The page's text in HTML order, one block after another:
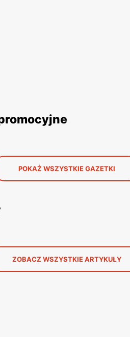
POKAŻ WSZYSTKIE GAZETKI
ZOBACZ WSZYSTKIE ARTYKUŁY